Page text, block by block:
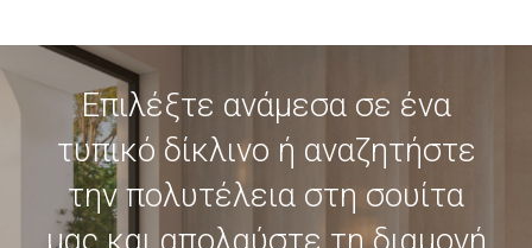
Επιλέξτε ανάμεσα σε ένα
τυπικό δίκλινο ή αναζητήστε
την πολυτέλεια στη σουίτα